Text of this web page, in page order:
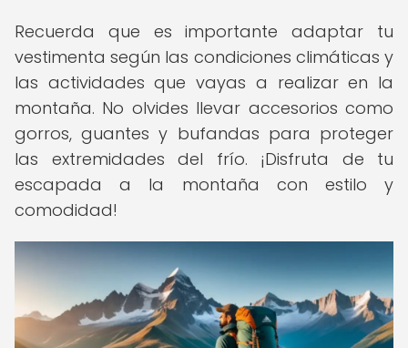
Recuerda que es importante adaptar tu
vestimenta según las condiciones climáticas y
las actividades que vayas a realizar en la
montaña. No olvides llevar accesorios como
gorros, guantes y bufandas para proteger
las extremidades del frío. ¡Disfruta de tu
escapada a la montaña con estilo y
comodidad!